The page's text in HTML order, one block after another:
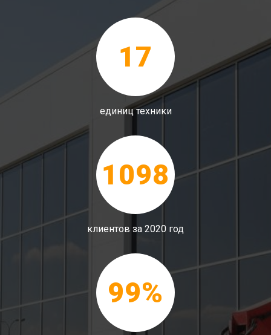
17
единиц техники
1098
клиентов за 2020 год
99%